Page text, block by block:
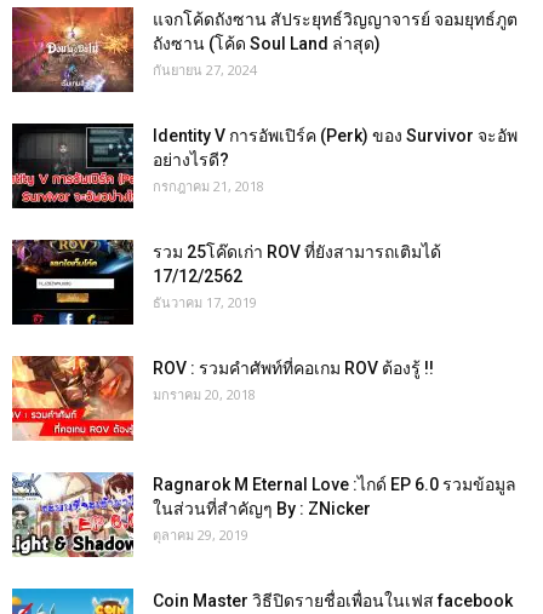
แจกโค้ดถังซาน สัประยุทธ์วิญญาจารย์ จอมยุทธ์ภูต
ถังซาน (โค้ด Soul Land ล่าสุด)
กันยายน 27, 2024
Identity V การอัพเปิร์ค (Perk) ของ Survivor จะอัพ
อย่างไรดี?
กรกฎาคม 21, 2018
รวม 25โค๊ดเก่า ROV ที่ยังสามารถเติมได้
17/12/2562
ธันวาคม 17, 2019
ROV : รวมคำศัพท์ที่คอเกม ROV ต้องรู้ !!
มกราคม 20, 2018
Ragnarok M Eternal Love :ไกด์ EP 6.0 รวมข้อมูล
ในส่วนที่สำคัญๆ By : ZNicker
ตุลาคม 29, 2019
Coin Master วิธีปิดรายชื่อเพื่อนในเฟส facebook